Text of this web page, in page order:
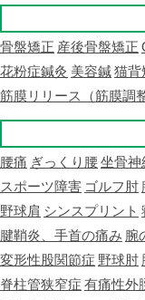
骨盤矯正 産後骨盤矯正
花粉症鍼灸 美容鍼猫背
筋膜リリース（筋膜調整
腰痛 ぎっくり腰坐骨神
スポーツ障害 ゴルフ肘
野球肩 シンスプリント
腱鞘炎、手首の痛み 腕
変形性股関節症 野球肘
脊柱管狭窄症 有痛性外